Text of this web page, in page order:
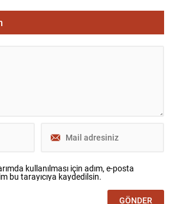
kullanılması için adım, e-posta
bu tarayıcıya kaydedilsin.